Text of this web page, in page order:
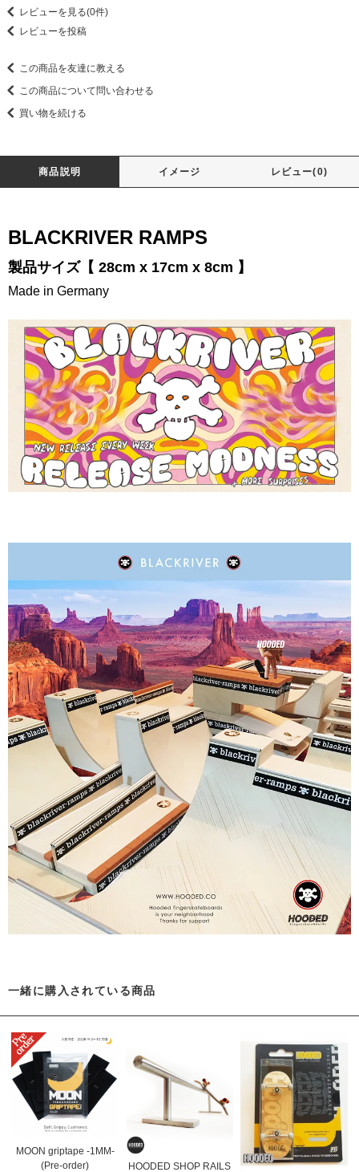
レビューを見る(0件)
レビューを投稿
この商品を友達に教える
この商品について問い合わせる
買い物を続ける
商品説明 イメージ レビュー(0)
BLACKRIVER RAMPS
製品サイズ【 28cm x 17cm x 8cm 】
Made in Germany
一緒に購入されている商品
MOON griptape -1MM-
(Pre-order)
HOODED SHOP RAILS